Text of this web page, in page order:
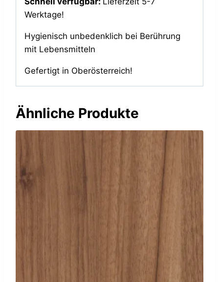
Werktage!
Hygienisch unbedenklich bei Berührung
mit Lebensmitteln
Gefertigt in Oberösterreich!
Ähnliche Produkte